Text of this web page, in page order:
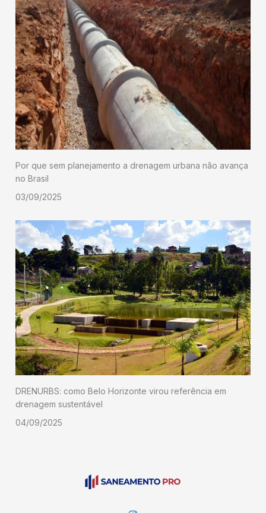
Por que sem planejamento a drenagem urbana não avança
no Brasil
03/09/2025
DRENURBS: como Belo Horizonte virou referência em
drenagem sustentável
04/09/2025